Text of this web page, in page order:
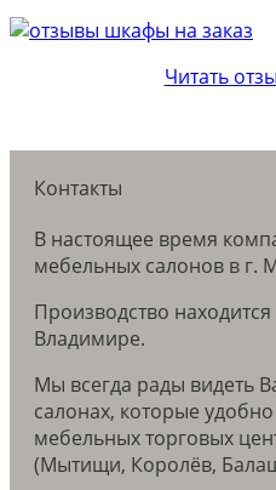
Читать
Контакты
В настоящее время
мебельных салонов в г.
Производство находится
Владимире.
Мы всегда рады видеть
салонах, которые
мебельных торговых
(Мытищи, Королёв,